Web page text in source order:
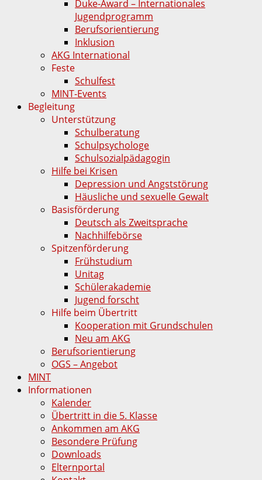
Duke-Award – Internationales
Jugendprogramm
Berufsorientierung
Inklusion
AKG International
Feste
Schulfest
MINT-Events
Begleitung
Unterstützung
Schulberatung
Schulpsychologe
Schulsozialpädagogin
Hilfe bei Krisen
Depression und Angststörung
Häusliche und sexuelle Gewalt
Basisförderung
Deutsch als Zweitsprache
Nachhilfebörse
Spitzenförderung
Frühstudium
Unitag
Schülerakademie
Jugend forscht
Hilfe beim Übertritt
Kooperation mit Grundschulen
Neu am AKG
Berufsorientierung
OGS – Angebot
MINT
Informationen
Kalender
Übertritt in die 5. Klasse
Ankommen am AKG
Besondere Prüfung
Downloads
Elternportal